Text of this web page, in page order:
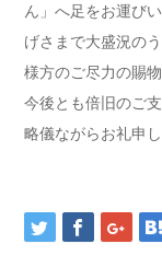
ん」へ足をお運び
げさまで大盛況の
様方のご尽力の賜
今後とも倍旧のご
略儀ながらお礼申し